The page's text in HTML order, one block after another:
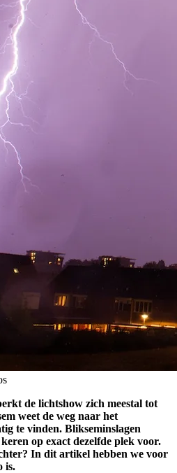
de lichtshow zich meestal tot
weet de weg naar het
te vinden. Blikseminslagen
op exact dezelfde plek voor.
In dit artikel hebben we voor
is.